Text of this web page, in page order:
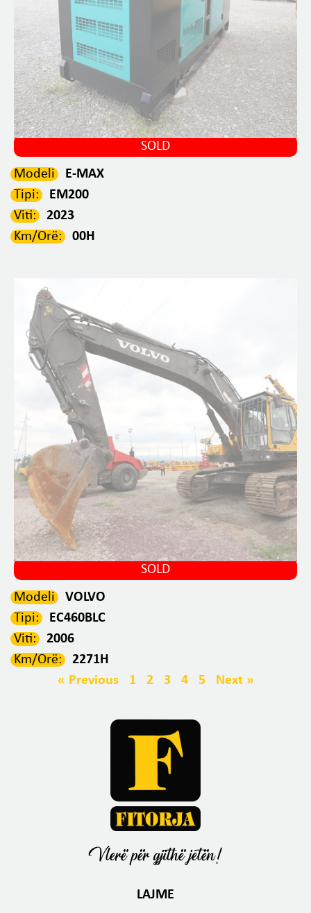
SOLD
Modeli
E-MAX
Tipi:
EM200
Viti:
2023
Km/Orë:
00H
SOLD
Modeli
VOLVO
Tipi:
EC460BLC
Viti:
2006
Km/Orë:
2271H
« Previous
1 2 3 4 5 Next »
Vlerë për gjithë jetën!
LAJME